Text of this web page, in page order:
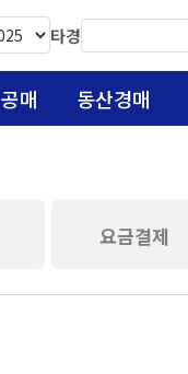
타경
공매 동산경매
요금결제